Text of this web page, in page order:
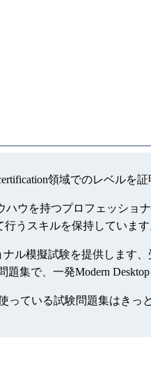
領域でのレベルを
ウを持つプロフェッショ
うスキルを保持しています
ル模擬試験を提供します
集で、一発Modern
っている試験問題集はき